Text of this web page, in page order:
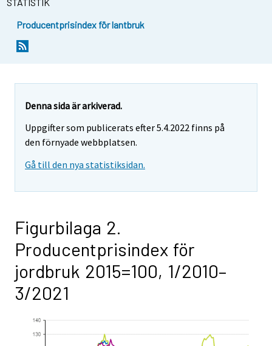
Producentprisindex för lantbruk
Denna sida är arkiverad.
Uppgifter som publicerats efter 5.4.2022 finns på
den förnyade webbplatsen.
Gå till den nya statistiksidan.
Figurbilaga 2.
Producentprisindex för
jordbruk 2015=100, 1/2010–
3/2021